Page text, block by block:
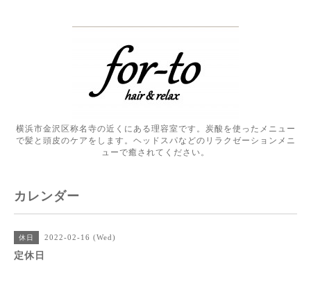
横浜市金沢区称名寺の近くにある理容室です。炭酸を使ったメニュー
で髪と頭皮のケアをします。ヘッドスパなどのリラクゼーションメニ
ューで癒されてください。
カレンダー
休日 2022-02-16 (Wed)
定休日